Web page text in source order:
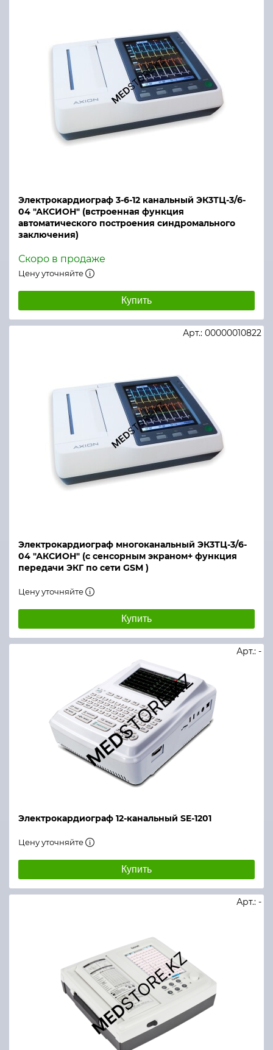
Электрокардиограф 3-6-12 канальный ЭК3ТЦ-3/6-
04 "АКСИОН" (встроенная функция
автоматического построения синдромального
заключения)
Скоро в продаже
Цену уточняйте
Купить
Электрокардиограф многоканальный ЭК3ТЦ-3/6-
04 "АКСИОН" (с сенсорным экраном+ функция
передачи ЭКГ по сети GSM )
Арт.: 00000010822
Цену уточняйте
Купить
Электрокардиограф 12-канальный SE-1201
Арт.: -
Цену уточняйте
Купить
Арт.: -